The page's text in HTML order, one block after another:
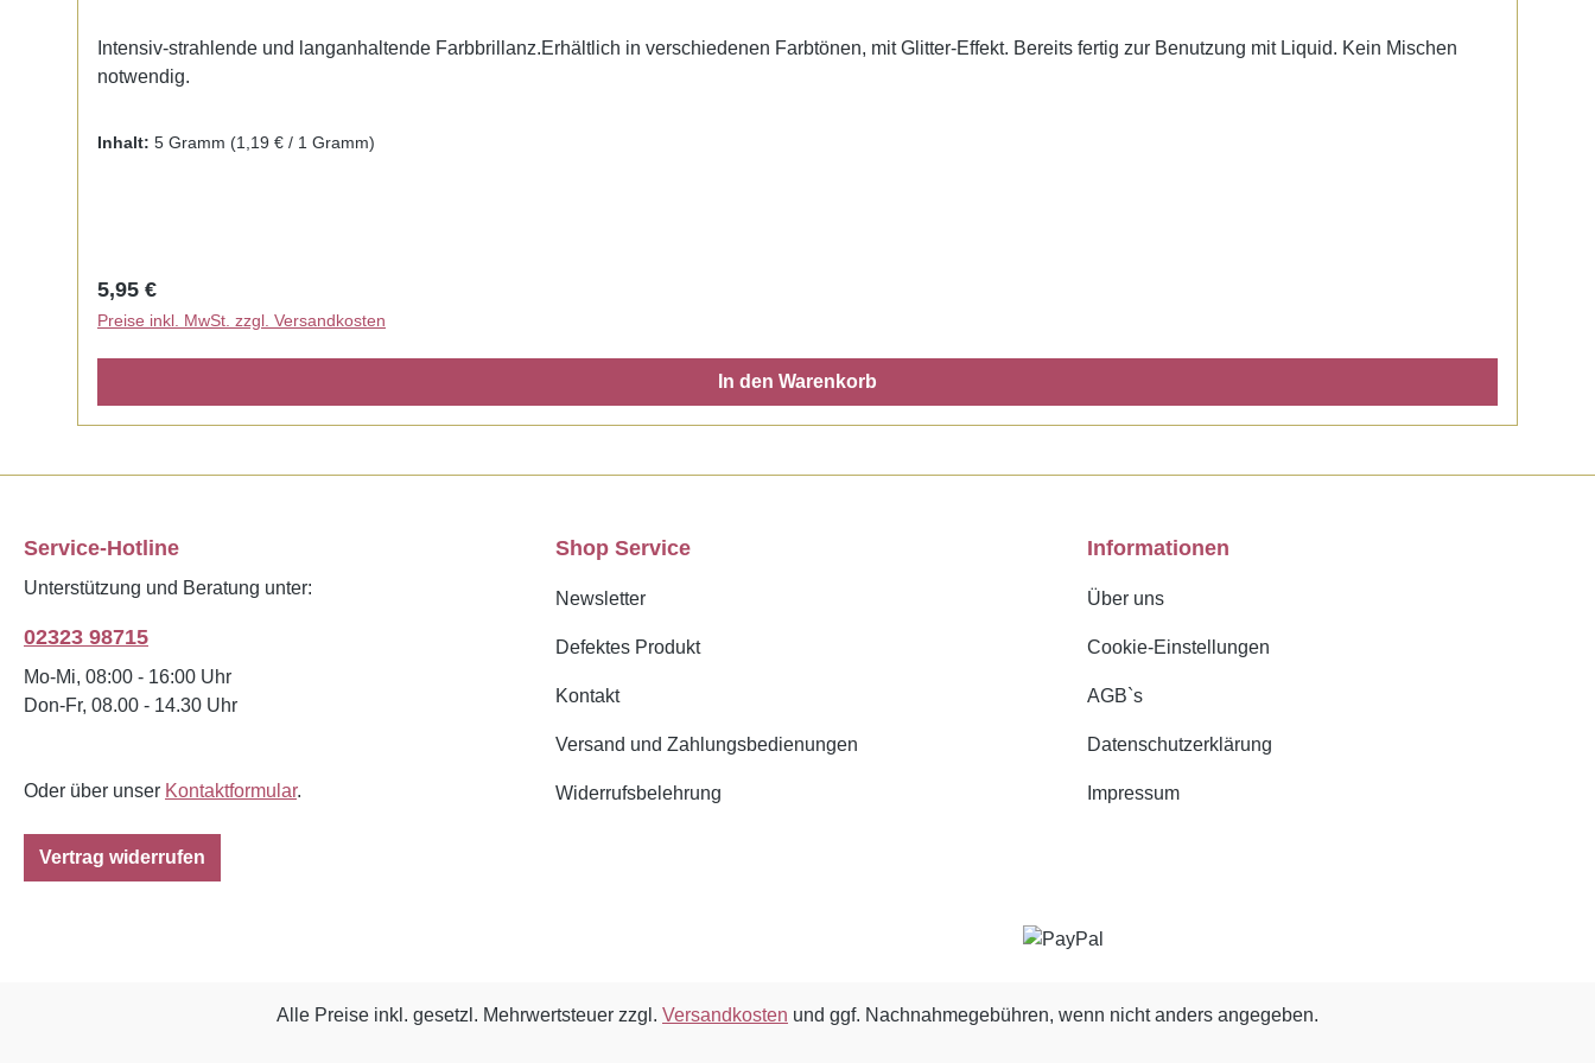
Intensiv-strahlende und langanhaltende Farbbrillanz.Erhältlich in verschiedenen Farbtönen, mit Glitter-Effekt. Bereits fertig zur Benutzung mit Liquid. Kein Mischen
notwendig.
Inhalt: 5 Gramm (1,19 € / 1 Gramm)
Regulärer Preis:
5,95 €
Preise inkl. MwSt. zzgl. Versandkosten
In den Warenkorb
Service-Hotline
Unterstützung und Beratung unter:
02323 98715
Mo-Mi, 08:00 - 16:00 Uhr
Don-Fr, 08.00 - 14.30 Uhr
Oder über unser Kontaktformular.
Vertrag widerrufen
Shop Service
Newsletter
Defektes Produkt
Kontakt
Versand und Zahlungsbedienungen
Widerrufsbelehrung
Informationen
Über uns
Cookie-Einstellungen
AGB`s
Datenschutzerklärung
Impressum
Alle Preise inkl. gesetzl. Mehrwertsteuer zzgl. Versandkosten und ggf. Nachnahmegebühren, wenn nicht anders angegeben.